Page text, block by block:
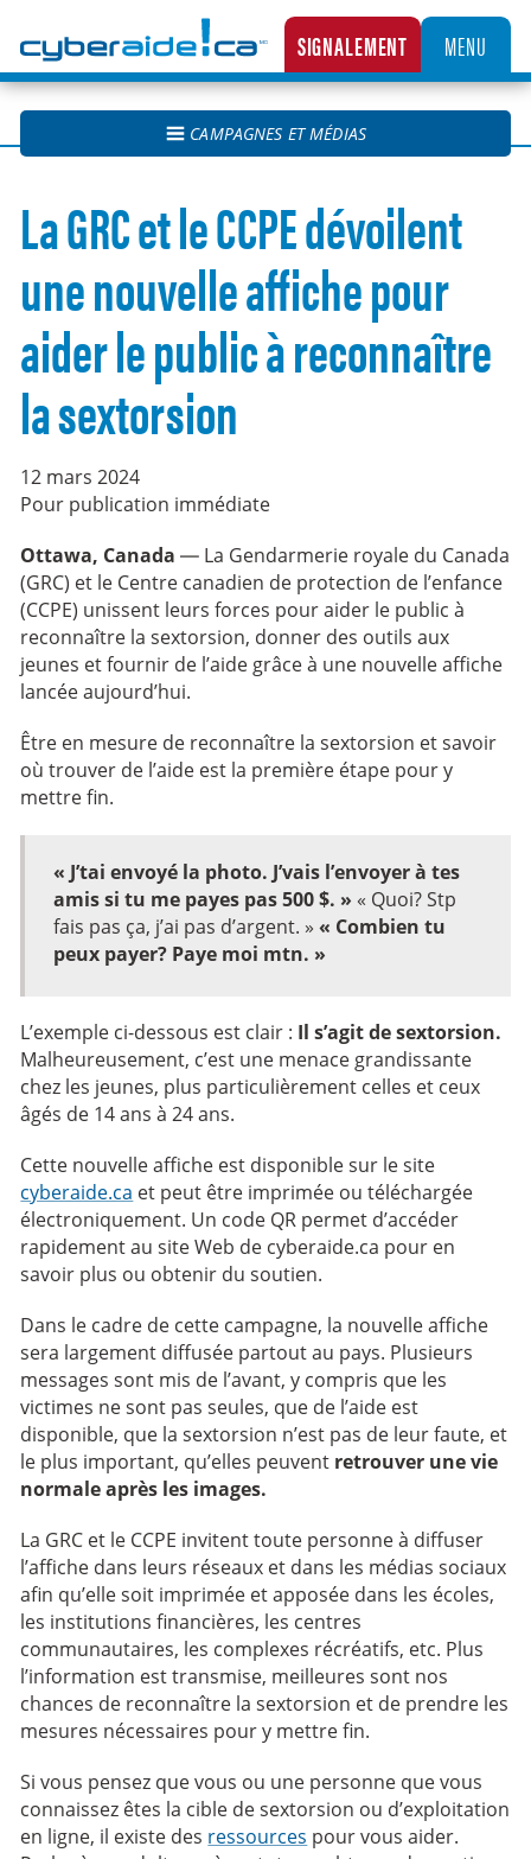
LA CENTRALE CANADIENNE DE SIGNALEMENT DES CAS D’EXPLOITATION SEXUELLE
SIGNALEMENT MENU
CAMPAGNES ET MÉDIAS
La GRC et le CCPE dévoilent
une nouvelle affiche pour
aider le public à reconnaître
la sextorsion
12 mars 2024
Pour publication immédiate
Ottawa, Canada — La Gendarmerie royale du Canada
(GRC) et le Centre canadien de protection de l’enfance
(CCPE) unissent leurs forces pour aider le public à
reconnaître la sextorsion, donner des outils aux
jeunes et fournir de l’aide grâce à une nouvelle affiche
lancée aujourd’hui.
Être en mesure de reconnaître la sextorsion et savoir
où trouver de l’aide est la première étape pour y
mettre fin.
« J’tai envoyé la photo. J’vais l’envoyer à tes
amis si tu me payes pas 500 $. » « Quoi? Stp
fais pas ça, j’ai pas d’argent. »« Combien tu
peux payer? Paye moi mtn. »
L’exemple ci-dessous est clair : Il s’agit de sextorsion.
Malheureusement, c’est une menace grandissante
chez les jeunes, plus particulièrement celles et ceux
âgés de 14 ans à 24 ans.
Cette nouvelle affiche est disponible sur le site
cyberaide.ca et peut être imprimée ou téléchargée
électroniquement. Un code QR permet d’accéder
rapidement au site Web de cyberaide.ca pour en
savoir plus ou obtenir du soutien.
Dans le cadre de cette campagne, la nouvelle affiche
sera largement diffusée partout au pays. Plusieurs
messages sont mis de l’avant, y compris que les
victimes ne sont pas seules, que de l’aide est
disponible, que la sextorsion n’est pas de leur faute, et
le plus important, qu’elles peuvent retrouver une vie
normale après les images.
La GRC et le CCPE invitent toute personne à diffuser
l’affiche dans leurs réseaux et dans les médias sociaux
afin qu’elle soit imprimée et apposée dans les écoles,
les institutions financières, les centres
communautaires, les complexes récréatifs, etc. Plus
l’information est transmise, meilleures sont nos
chances de reconnaître la sextorsion et de prendre les
mesures nécessaires pour y mettre fin.
Si vous pensez que vous ou une personne que vous
connaissez êtes la cible de sextorsion ou d’exploitation
en ligne, il existe des ressources pour vous aider.